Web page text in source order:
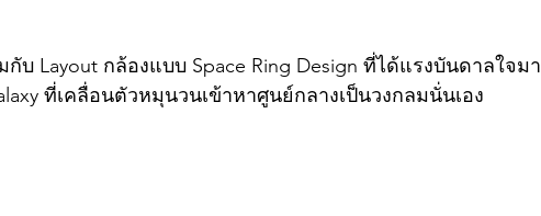
กับ Layout กล้องแบบ Space Ring Design ที่ได้แรงบันดาลใจมา
ที่เคลื่อนตัวหมุนวนเข้าหาศูนย์กลางเป็นวงกลมนั่นเอง